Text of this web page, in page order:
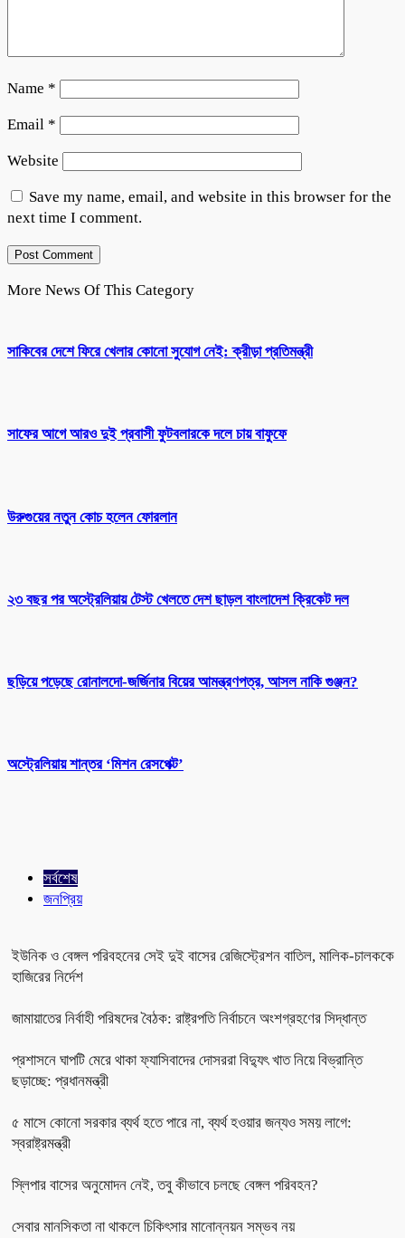
Name *
Email *
Website
Save my name, email, and website in this browser for the
next time I comment.
More News Of This Category
সাকিবের দেশে ফিরে খেলার কোনো সুযোগ নেই: ক্রীড়া প্রতিমন্ত্রী
সাফের আগে আরও দুই প্রবাসী ফুটবলারকে দলে চায় বাফুফে
উরুগুয়ের নতুন কোচ হলেন ফোরলান
২৩ বছর পর অস্ট্রেলিয়ায় টেস্ট খেলতে দেশ ছাড়ল বাংলাদেশ ক্রিকেট দল
ছড়িয়ে পড়েছে রোনালদো-জর্জিনার বিয়ের আমন্ত্রণপত্র, আসল নাকি গুঞ্জন?
অস্ট্রেলিয়ায় শান্তর ‘মিশন রেসপেক্ট’
সর্বশেষ
জনপ্রিয়
ইউনিক ও বেঙ্গল পরিবহনের সেই দুই বাসের রেজিস্ট্রেশন বাতিল, মালিক-চালককে
হাজিরের নির্দেশ
জামায়াতের নির্বাহী পরিষদের বৈঠক: রাষ্ট্রপতি নির্বাচনে অংশগ্রহণের সিদ্ধান্ত
প্রশাসনে ঘাপটি মেরে থাকা ফ্যাসিবাদের দোসররা বিদ্যুৎ খাত নিয়ে বিভ্রান্তি
ছড়াচ্ছে: প্রধানমন্ত্রী
৫ মাসে কোনো সরকার ব্যর্থ হতে পারে না, ব্যর্থ হওয়ার জন্যও সময় লাগে:
স্বরাষ্ট্রমন্ত্রী
স্লিপার বাসের অনুমোদন নেই, তবু কীভাবে চলছে বেঙ্গল পরিবহন?
সেবার মানসিকতা না থাকলে চিকিৎসার মানোন্নয়ন সম্ভব নয়